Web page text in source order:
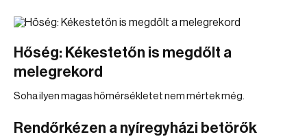
Hőség: Kékestetőn is megdőlt a
melegrekord
Soha ilyen magas hőmérsékletet nem mértek még.
Rendőrkézen a nyíregyházi betörők